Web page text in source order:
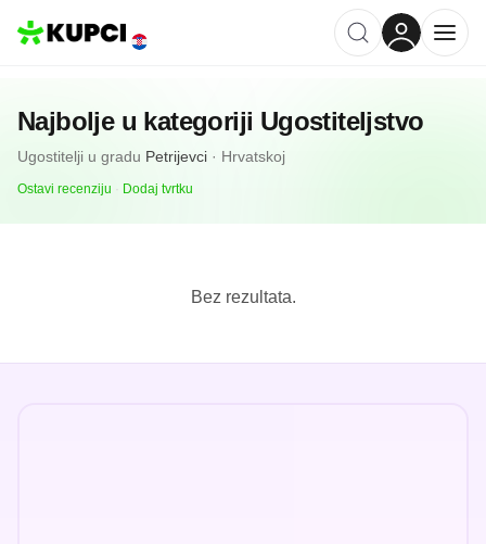
Najbolje u kategoriji Ugostiteljstvo
Ugostitelji u gradu Petrijevci · Hrvatskoj
Ostavi recenziju Dodaj tvrtku
Bez rezultata.